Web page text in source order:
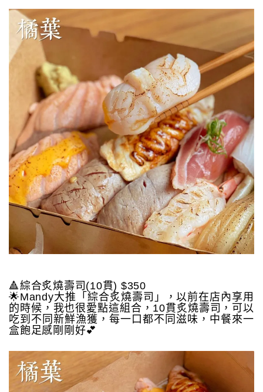
🔺綜合炙燒壽司(10貫) $350
🌟Mandy大推「綜合炙燒壽司」，以前在店內享用
的時候，我也很愛點這組合，10貫炙燒壽司，可以
吃到不同新鮮漁獲，每一口都不同滋味，中餐來一
盒飽足感剛剛好💕